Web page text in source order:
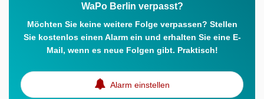
WaPo Berlin verpasst?
Möchten Sie keine weitere Folge verpassen? Stellen
Sie kostenlos einen Alarm ein und erhalten Sie eine E-
Mail, wenn es neue Folgen gibt. Praktisch!
Alarm einstellen